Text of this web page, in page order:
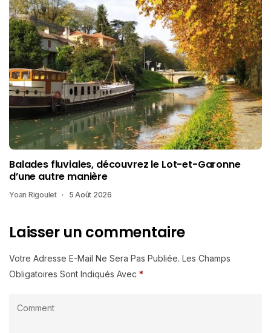
Balades fluviales, découvrez le Lot-et-Garonne
d’une autre manière
Yoan Rigoulet 5 Août 2026
Laisser un commentaire
Votre Adresse E-Mail Ne Sera Pas Publiée. Les Champs
Obligatoires Sont Indiqués Avec *